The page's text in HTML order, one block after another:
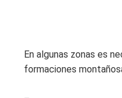
En algunas zonas es
formaciones